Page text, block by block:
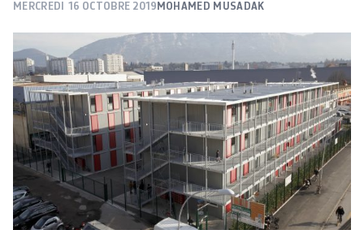
MERCREDI 16 OCTOBRE 2019 MOHAMED MUSADAK